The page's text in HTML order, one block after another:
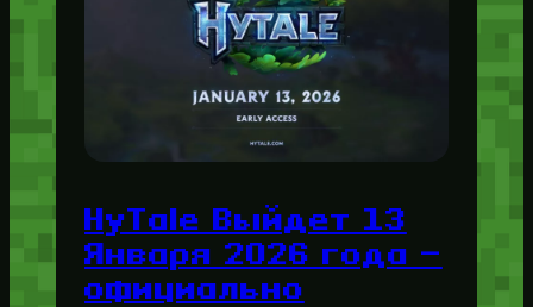
HyTale Выйдет 13
Января 2026 года —
официально